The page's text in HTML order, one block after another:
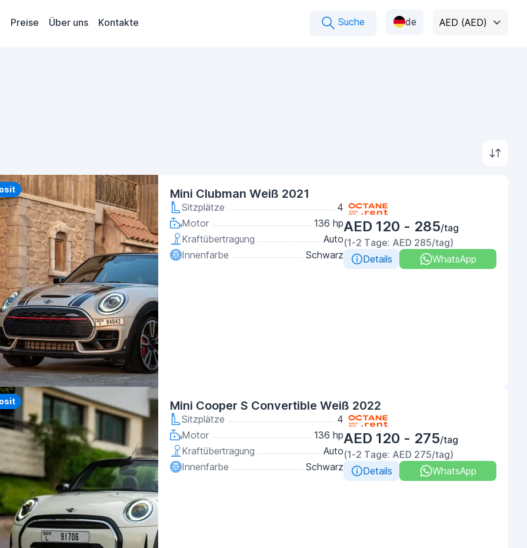
Preise Über uns Kontakte Suche de AED (AED)
Mini Clubman Weiß 2021
Sitzplätze
4
Motor
136 hp
Kraftübertragung
Auto
Innenfarbe
Schwarz
AED 120 - 285/tag
(1-2 Tage: AED 285/tag)
Details
WhatsApp
Mini Cooper S Convertible Weiß 2022
Sitzplätze
4
Motor
136 hp
Kraftübertragung
Auto
Innenfarbe
Schwarz
AED 120 - 275/tag
(1-2 Tage: AED 275/tag)
Details
WhatsApp